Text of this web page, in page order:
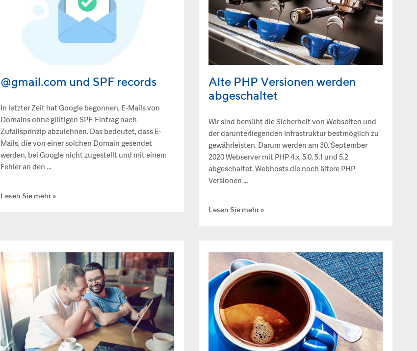
@gmail.com und SPF records
In letzter Zeit hat Google begonnen, E-Mails von
Domains ohne gültigen SPF-Eintrag nach
Zufallsprinzip abzulehnen. Das bedeutet, dass E-
Mails, die von einer solchen Domain gesendet
werden, bei Google nicht zugestellt und mit einem
Fehler an den …
Lesen Sie mehr
Alte PHP Versionen werden
abgeschaltet
Wir sind bemüht die Sicherheit von Webseiten und
der darunterliegenden Infrastruktur bestmöglich zu
gewährleisten. Darum werden am 30. September
2020 Webserver mit PHP 4.x, 5.0, 5.1 und 5.2
abgeschaltet. Webhosts die noch ältere PHP
Versionen …
Lesen Sie mehr